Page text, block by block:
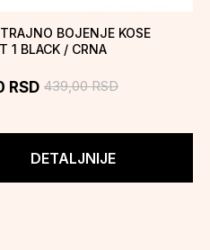
BOJENJE KOSE
1 BLACK / CRNA
DETALJNIJE
RSD 439,00RSD